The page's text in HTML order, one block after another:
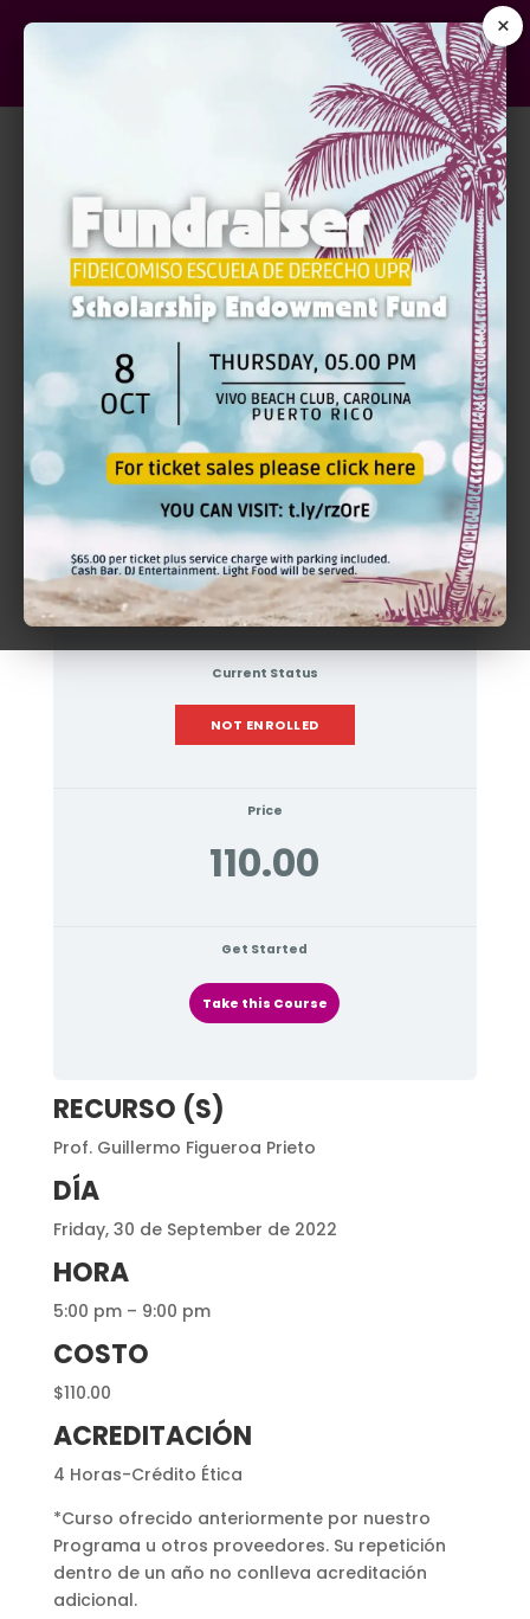
×
REGLAS MODELO DE
CONDUCTA
PROFESIONAL |
PRESENCIAL
Current Status
NOT ENROLLED
Price
110.00
Get Started
Take this Course
RECURSO (S)
Prof. Guillermo Figueroa Prieto
DÍA
Friday, 30 de September de 2022
HORA
5:00 pm – 9:00 pm
COSTO
$110.00
ACREDITACIÓN
4 Horas-Crédito Ética
*Curso ofrecido anteriormente por nuestro
Programa u otros proveedores. Su repetición
dentro de un año no conlleva acreditación
adicional.